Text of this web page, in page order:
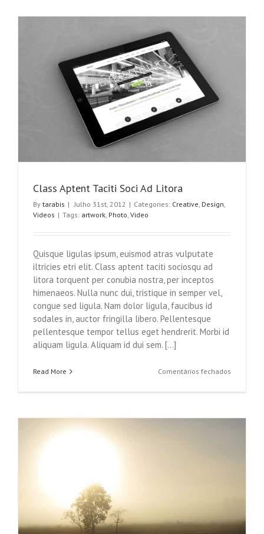
Class Aptent Taciti Soci Ad Litora
By tarabis | Julho 31st, 2012 | Categories: Creative, Design,
Videos | Tags: artwork, Photo, Video
Quisque ligulas ipsum, euismod atras vulputate
iltricies etri elit. Class aptent taciti sociosqu ad
litora torquent per conubia nostra, per inceptos
himenaeos. Nulla nunc dui, tristique in semper vel,
congue sed ligula. Nam dolor ligula, faucibus id
sodales in, auctor fringilla libero. Pellentesque
pellentesque tempor tellus eget hendrerit. Morbi id
aliquam ligula. Aliquam id dui sem. [...]
Read More Comentários fechados